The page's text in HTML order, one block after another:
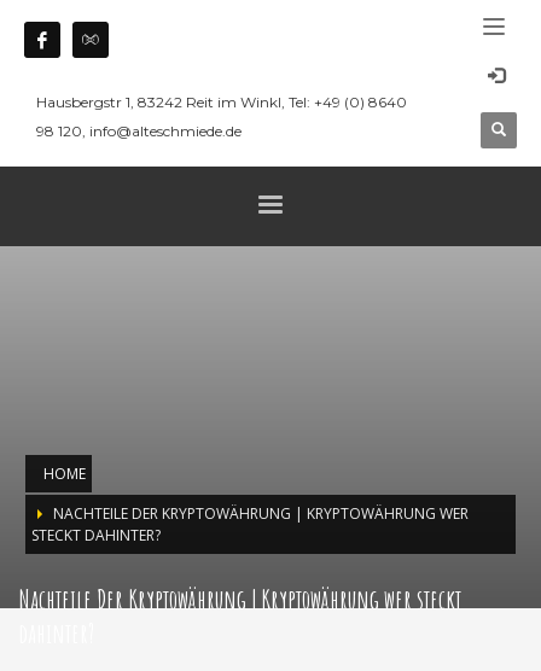
Hausbergstr 1, 83242 Reit im Winkl, Tel: +49 (0) 8640
98 120, info@alteschmiede.de
HOME
NACHTEILE DER KRYPTOWÄHRUNG | KRYPTOWÄHRUNG WER
STECKT DAHINTER?
Nachteile Der Kryptowährung | Kryptowährung wer steckt